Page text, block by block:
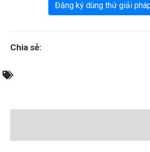
Đăng ký dùng thử giải
Chia sẻ: